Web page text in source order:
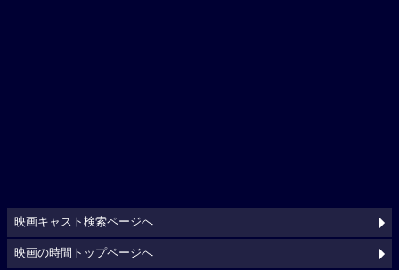
映画キャスト検索ページへ
映画の時間トップページへ